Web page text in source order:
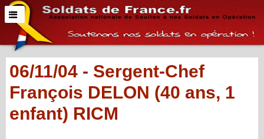
06/11/04 - Sergent-Chef
François DELON (40 ans, 1
enfant) RICM